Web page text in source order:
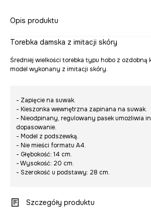
Opis produktu
Torebka damska z imitacji skóry
Średniej wielkości torebka typu hobo z ozdobną
model wykonany z imitacji skóry.
- Zapięcie na suwak.
- Kieszonka wewnętrzna zapinana na suwak.
- Nieodpinany, regulowany pasek umożliwia
dopasowanie.
- Model z podszewką.
- Nie mieści formatu A4.
- Głębokość: 14 cm.
- Wysokość: 20 cm.
- Szerokość u podstawy: 28 cm.
Szczegóły produktu